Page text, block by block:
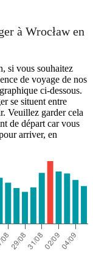
à Wrocław en
si vous souhaitez
de voyage de nos
ci-dessous.
se situent entre
Veuillez garder cela
de départ car vous
arriver, en